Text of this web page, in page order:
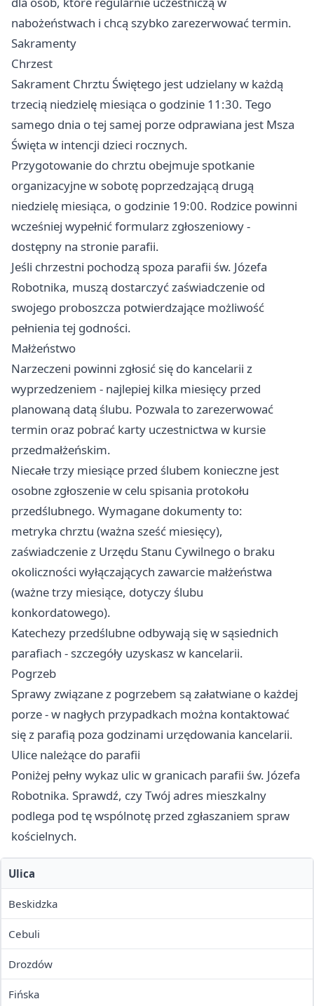
nabożeństwach i chcą szybko zarezerwować termin.
Sakramenty
Chrzest
Sakrament Chrztu Świętego jest udzielany w każdą
trzecią niedzielę miesiąca o godzinie 11:30. Tego
samego dnia o tej samej porze odprawiana jest Msza
Święta w intencji dzieci rocznych.
Przygotowanie do chrztu obejmuje spotkanie
organizacyjne w sobotę poprzedzającą drugą
niedzielę miesiąca, o godzinie 19:00. Rodzice powinni
wcześniej wypełnić formularz zgłoszeniowy -
dostępny na stronie parafii.
Jeśli chrzestni pochodzą spoza parafii św. Józefa
Robotnika, muszą dostarczyć zaświadczenie od
swojego proboszcza potwierdzające możliwość
pełnienia tej godności.
Małżeństwo
Narzeczeni powinni zgłosić się do kancelarii z
wyprzedzeniem - najlepiej kilka miesięcy przed
planowaną datą ślubu. Pozwala to zarezerwować
termin oraz pobrać karty uczestnictwa w kursie
przedmałżeńskim.
Niecałe trzy miesiące przed ślubem konieczne jest
osobne zgłoszenie w celu spisania protokołu
przedślubnego. Wymagane dokumenty to:
metryka chrztu (ważna sześć miesięcy),
zaświadczenie z Urzędu Stanu Cywilnego o braku
okoliczności wyłączających zawarcie małżeństwa
(ważne trzy miesiące, dotyczy ślubu
konkordatowego).
Katechezy przedślubne odbywają się w sąsiednich
parafiach - szczegóły uzyskasz w kancelarii.
Pogrzeb
Sprawy związane z pogrzebem są załatwiane o każdej
porze - w nagłych przypadkach można kontaktować
się z parafią poza godzinami urzędowania kancelarii.
Ulice należące do parafii
Poniżej pełny wykaz ulic w granicach parafii św. Józefa
Robotnika. Sprawdź, czy Twój adres mieszkalny
podlega pod tę wspólnotę przed zgłaszaniem spraw
kościelnych.
Ulica
Beskidzka
Cebuli
Drozdów
Fińska